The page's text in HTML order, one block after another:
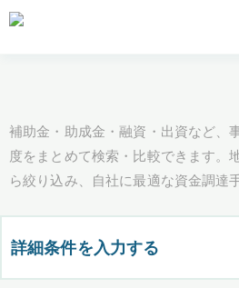
補助金・助成金・融資・出資など、
度をまとめて検索・比較できます。
ら絞り込み、自社に最適な資金調達
詳細条件を入力する